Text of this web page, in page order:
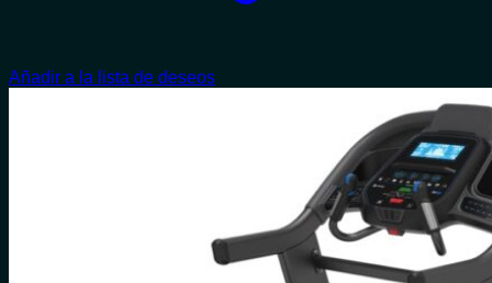
Añadir a la lista de deseos